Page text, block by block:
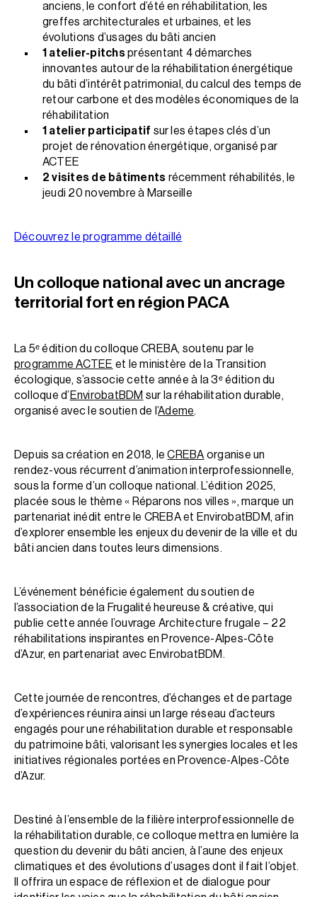
anciens, le confort d’été en réhabilitation, les
greffes architecturales et urbaines, et les
évolutions d’usages du bâti ancien
1 atelier-pitchsprésentant 4 démarches
innovantes autour de la réhabilitation énergétique
du bâti d’intérêt patrimonial, du calcul des temps de
retour carbone et des modèles économiques de la
réhabilitation
1 atelier participatif sur les étapes clés d’un
projet de rénovation énergétique, organisé par
ACTEE
2 visites de bâtiments récemment réhabilités, le
jeudi 20 novembre à Marseille
Découvrez le programme détaillé
Un colloque national avec un ancrage
territorial fort en région PACA
La 5ᵉ édition du colloque CREBA, soutenu par le
programme ACTEE et le ministère de la Transition
écologique, s’associe cette année à la 3ᵉ édition du
colloque d’ EnvirobatBDM sur la réhabilitation durable,
organisé avec le soutien de l’Ademe.
Depuis sa création en 2018, leCREBA organise un
rendez-vous récurrent d’animation interprofessionnelle,
sous la forme d’un colloque national. L’édition 2025,
placée sous le thème « Réparons nos villes », marque un
partenariat inédit entre le CREBA et EnvirobatBDM, afin
d’explorer ensemble les enjeux du devenir de la ville et du
bâti ancien dans toutes leurs dimensions.
L’événement bénéficie également du soutien de
l’association de la Frugalité heureuse & créative, qui
publie cette année l’ouvrage Architecture frugale – 22
réhabilitations inspirantes en Provence-Alpes-Côte
d’Azur, en partenariat avec EnvirobatBDM.
Cette journée de rencontres, d’échanges et de partage
d’expériences réunira ainsi un large réseau d’acteurs
engagés pour une réhabilitation durable et responsable
du patrimoine bâti, valorisant les synergies locales et les
initiatives régionales portées en Provence-Alpes-Côte
d’Azur.
Destiné à l’ensemble de la filière interprofessionnelle de
la réhabilitation durable, ce colloque mettra en lumière la
question du devenir du bâti ancien, à l’aune des enjeux
climatiques et des évolutions d’usages dont il fait l’objet.
Il offrira un espace de réflexion et de dialogue pour